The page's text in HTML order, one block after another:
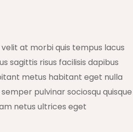
at morbi quis tempus lacus
sagittis risus facilisis dapibus
metus habitant eget nulla
pulvinar sociosqu quisque
netus ultrices eget